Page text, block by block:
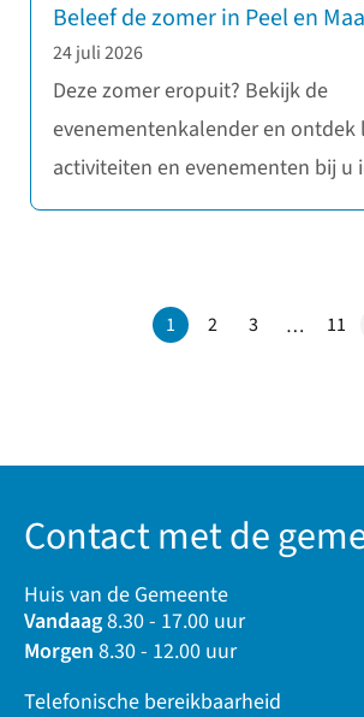
Beleef de zomer in Peel en
24 juli 2026
Deze zomer eropuit? Bekijk de
evenementenkalender en ontdek
activiteiten en evenementen bij u
1
Pagina
2
Pagina
3 … 11
Contact met de
Huis van de Gemeente
Vandaag8.30 - 17.00 uur
Morgen 8.30 - 12.00 uur
Telefonische bereikbaarheid